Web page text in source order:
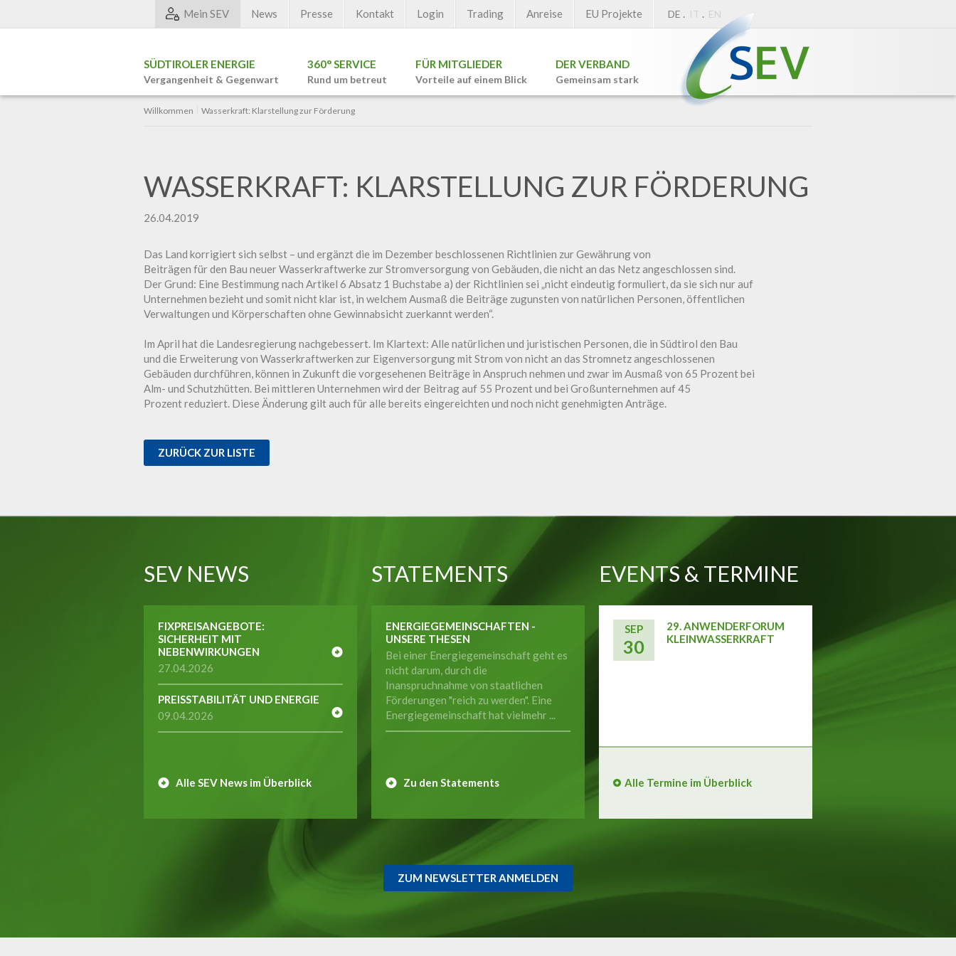
SÜDTIROLER ENERGIE
Vergangenheit & Gegenwart
360° SERVICE
Rund um betreut
FÜR MITGLIEDER
Vorteile auf einem Blick
DER VERBAND
Gemeinsam stark
Mein SEV News Presse Kontakt Login Trading Anreise EU Projekte DE . IT . EN
Willkommen Wasserkraft: Klarstellung zur Förderung
WASSERKRAFT: KLARSTELLUNG ZUR FÖRDERUNG
26.04.2019
Das Land korrigiert sich selbst – und ergänzt die im Dezember beschlossenen Richtlinien zur Gewährung von
Beiträgen für den Bau neuer Wasserkraftwerke zur Stromversorgung von Gebäuden, die nicht an das Netz angeschlossen sind.
Der Grund: Eine Bestimmung nach Artikel 6 Absatz 1 Buchstabe a) der Richtlinien sei „nicht eindeutig formuliert, da sie sich nur auf
Unternehmen bezieht und somit nicht klar ist, in welchem Ausmaß die Beiträge zugunsten von natürlichen Personen, öffentlichen
Verwaltungen und Körperschaften ohne Gewinnabsicht zuerkannt werden“.
Im April hat die Landesregierung nachgebessert. Im Klartext: Alle natürlichen und juristischen Personen, die in Südtirol den Bau
und die Erweiterung von Wasserkraftwerken zur Eigenversorgung mit Strom von nicht an das Stromnetz angeschlossenen
Gebäuden durchführen, können in Zukunft die vorgesehenen Beiträge in Anspruch nehmen und zwar im Ausmaß von 65 Prozent bei
Alm- und Schutzhütten. Bei mittleren Unternehmen wird der Beitrag auf 55 Prozent und bei Großunternehmen auf 45
Prozent reduziert. Diese Änderung gilt auch für alle bereits eingereichten und noch nicht genehmigten Anträge.
ZURÜCK ZUR LISTE
SEV NEWS
FIXPREISANGEBOTE:
SICHERHEIT MIT
NEBENWIRKUNGEN
27.04.2026
PREISSTABILITÄT UND ENERGIE
09.04.2026
Alle SEV News im Überblick
STATEMENTS
ENERGIEGEMEINSCHAFTEN -
UNSERE THESEN
Bei einer Energiegemeinschaft geht es
nicht darum, durch die
Inanspruchnahme von staatlichen
Förderungen "reich zu werden". Eine
Energiegemeinschaft hat vielmehr ...
Zu den Statements
EVENTS & TERMINE
SEP
30
29. ANWENDERFORUM
KLEINWASSERKRAFT
Alle Termine im Überblick
ZUM NEWSLETTER ANMELDEN